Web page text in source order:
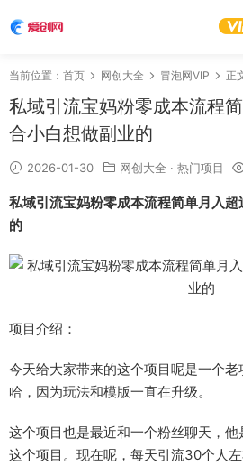
当前位置： 首页 网创大全 冒泡网VIP 正
私域引流宝妈粉零成本流程
合小白想做副业的
2026-01-30 网创大全 · 热门项目
私域引流宝妈粉零成本流程简单月入
的
项目介绍：
今天给大家带来的这个项目呢是一个
哈，因为玩法和模版一直在升级。
这个项目也是最近和一个粉丝聊天，
这个项目。现在呢，每天引流30个人